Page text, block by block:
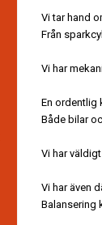
Vi tar hand
Från
Vi har
En ordentlig
Både bilar
Vi har
Vi har även
Balansering